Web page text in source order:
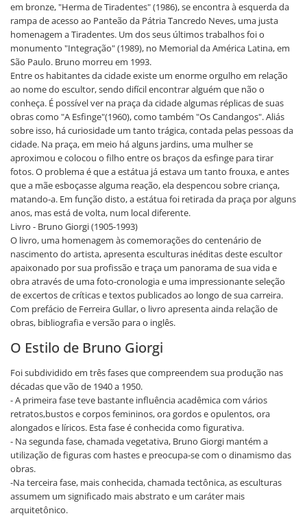
em bronze, "Herma de Tiradentes" (1986), se encontra à esquerda da
rampa de acesso ao Panteão da Pátria Tancredo Neves, uma justa
homenagem a Tiradentes. Um dos seus últimos trabalhos foi o
monumento "Integração" (1989), no Memorial da América Latina, em
São Paulo. Bruno morreu em 1993.
Entre os habitantes da cidade existe um enorme orgulho em relação
ao nome do escultor, sendo difícil encontrar alguém que não o
conheça. É possível ver na praça da cidade algumas réplicas de suas
obras como "A Esfinge"(1960), como também "Os Candangos". Aliás
sobre isso, há curiosidade um tanto trágica, contada pelas pessoas da
cidade. Na praça, em meio há alguns jardins, uma mulher se
aproximou e colocou o filho entre os braços da esfinge para tirar
fotos. O problema é que a estátua já estava um tanto frouxa, e antes
que a mãe esboçasse alguma reação, ela despencou sobre criança,
matando-a. Em função disto, a estátua foi retirada da praça por alguns
anos, mas está de volta, num local diferente.
Livro - Bruno Giorgi (1905-1993)
O livro, uma homenagem às comemorações do centenário de
nascimento do artista, apresenta esculturas inéditas deste escultor
apaixonado por sua profissão e traça um panorama de sua vida e
obra através de uma foto-cronologia e uma impressionante seleção
de excertos de críticas e textos publicados ao longo de sua carreira.
Com prefácio de Ferreira Gullar, o livro apresenta ainda relação de
obras, bibliografia e versão para o inglês.
O Estilo de Bruno Giorgi
Foi subdividido em três fases que compreendem sua produção nas
décadas que vão de 1940 a 1950.
- A primeira fase teve bastante influência acadêmica com vários
retratos,bustos e corpos femininos, ora gordos e opulentos, ora
alongados e líricos. Esta fase é conhecida como figurativa.
- Na segunda fase, chamada vegetativa, Bruno Giorgi mantém a
utilização de figuras com hastes e preocupa-se com o dinamismo das
obras.
-Na terceira fase, mais conhecida, chamada tectônica, as esculturas
assumem um significado mais abstrato e um caráter mais
arquitetônico.